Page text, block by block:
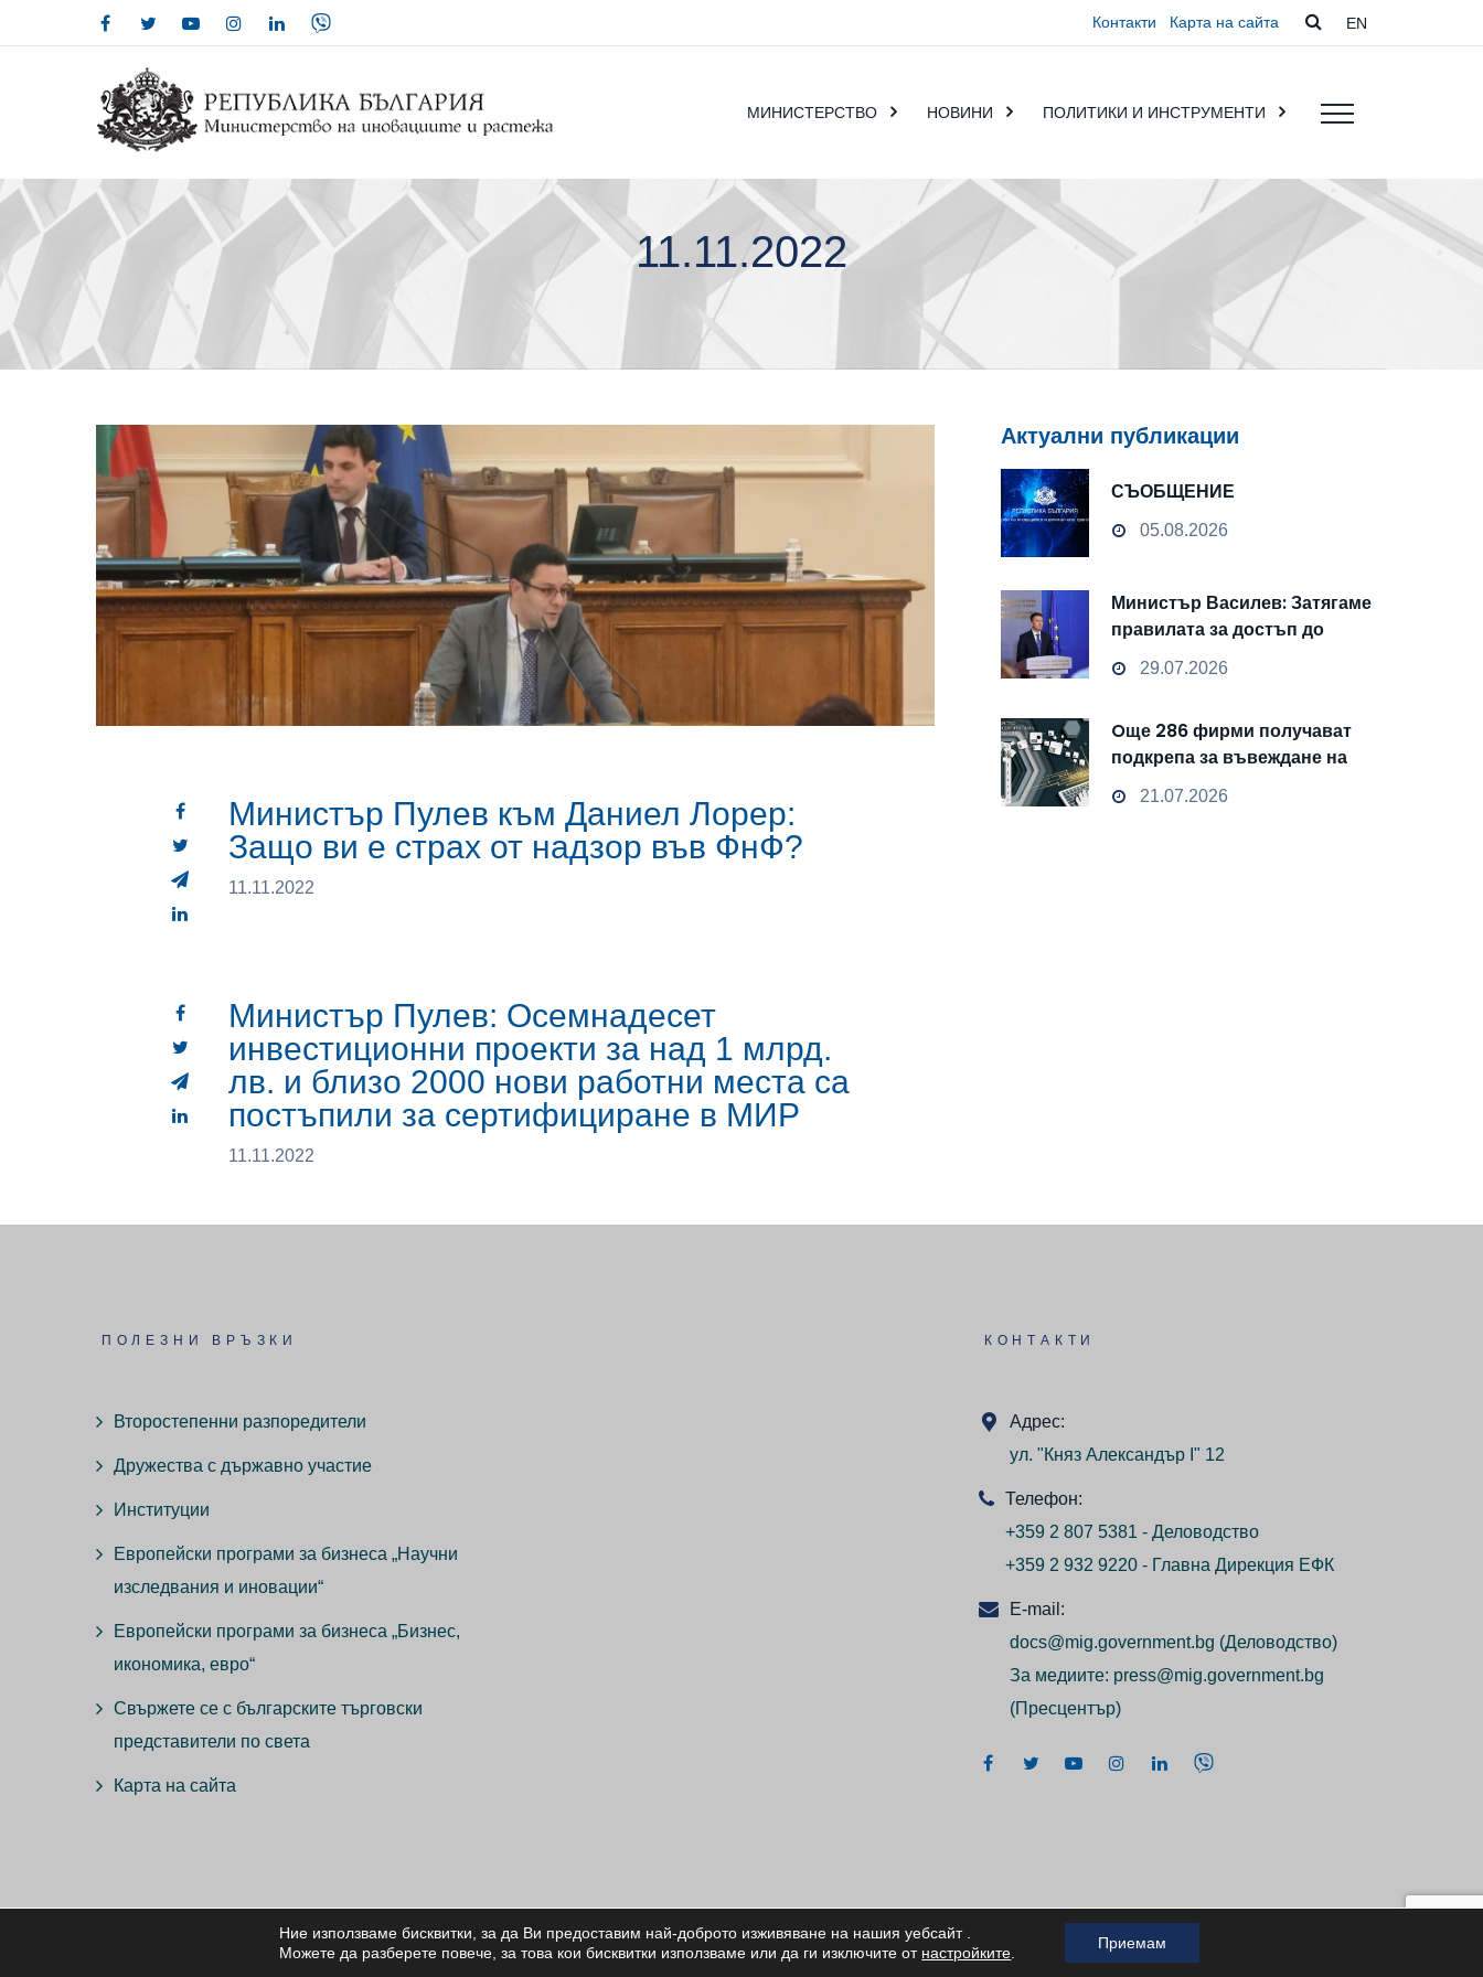
Контакти Карта на сайта EN
МИНИСТЕРСТВО НОВИНИ ПОЛИТИКИ И ИНСТРУМЕНТИ
11.11.2022
Министър Пулев към Даниел Лорер:
Защо ви е страх от надзор във ФнФ?
11.11.2022
Министър Пулев: Осемнадесет
инвестиционни проекти за над 1 млрд.
лв. и близо 2000 нови работни места са
постъпили за сертифициране в МИР
11.11.2022
Актуални публикации
СЪОБЩЕНИЕ
05.08.2026
Министър Василев: Затягаме
правилата за достъп до
чувствителни данни
29.07.2026
Oще 286 фирми получават
подкрепа за въвеждане на
изкуствен интелект и
облачни технологии
21.07.2026
ПОЛЕЗНИ ВРЪЗКИ
Второстепенни разпоредители
Дружества с държавно участие
Институции
Европейски програми за бизнеса „Научни
изследвания и иновации“
Европейски програми за бизнеса „Бизнес,
икономика, евро“
Свържете се с българските търговски
представители по света
Карта на сайта
КОНТАКТИ
Адрес:
ул. "Княз Александър I" 12
Телефон:
+359 2 807 5381 - Деловодство
+359 2 932 9220 - Главна Дирекция ЕФК
E-mail:
docs@mig.government.bg (Деловодство)
За медиите: press@mig.government.bg
(Пресцентър)
© ВСИЧКИ ПРАВА ЗАПАЗЕНИ/ALL RIGHTS RESERVED 2026
Ние използваме бисквитки, за да Ви предоставим най-доброто изживяване на нашия уебсайт.
Можете да разберете повече, за това кои бисквитки използваме или да ги изключите от настройките
Приемам